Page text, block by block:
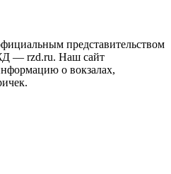
представительством
— rzd.ru. Наш сайт
о вокзалах,